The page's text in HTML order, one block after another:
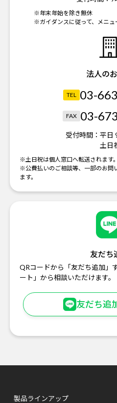
※年末年始を除き無休
※ガイダンスに従って、メニュ
法人の
TEL 03-
FAX 03-
受付時間： 平日
土日
※土日祝は個人窓口へ転送されます。
※公費払いのご相談等、一部のお問
ます。
友だち
QRコードから「友だち追加」
ート」から相談いただけます。
友だち追
製品ラインアップ